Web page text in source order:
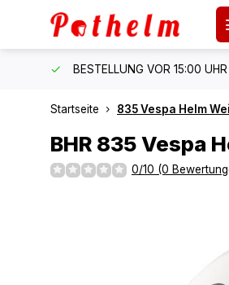
BESTELLUNG VOR 15:00
Startseite 835 Vespa Helm
BHR 835 Vespa
0/10 (0